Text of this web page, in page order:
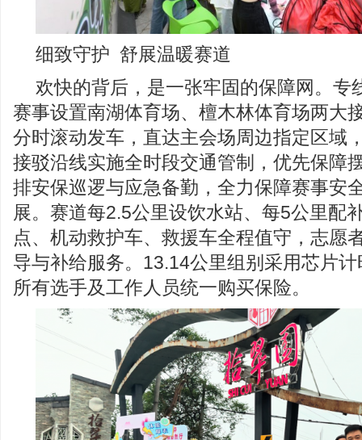
细致守护 舒展温暖赛道
欢快的背后，是一张牢固的保障网。专
赛事设置南湖体育场、檀木林体育场两大
分时滚动发车，直达主会场周边指定区域
接驳沿线实施全时段交通管制，优先保障
排安保巡逻与应急备勤，全力保障赛事安
展。赛道每2.5公里设饮水站、每5公里配
点、机动救护车、救援车全程值守，志愿
导与补给服务。13.14公里组别采用芯片
所有选手及工作人员统一购买保险。